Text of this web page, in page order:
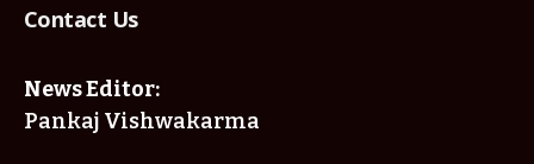
Contact Us
News Editor:
Pankaj Vishwakarma